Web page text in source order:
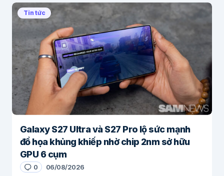
Tin tức
Galaxy S27 Ultra và S27 Pro lộ sức mạnh
đồ họa khủng khiếp nhờ chip 2nm sở hữu
GPU 6 cụm
0 06/08/2026